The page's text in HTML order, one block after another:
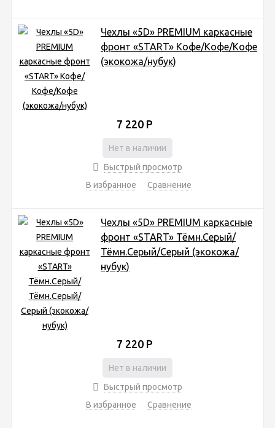
Чехлы «5D» PREMIUM каркасные
фронт «START» Кофе/Кофе/Кофе
(экокожа/нубук)
7 220 Р
Нет в наличии
Быстрый просмотр
В избранное
Сравнение
Чехлы «5D» PREMIUM каркасные
фронт «START» Тёмн.Серый/
Тёмн.Серый/Серый (экокожа/
нубук)
7 220 Р
Нет в наличии
Быстрый просмотр
В избранное
Сравнение